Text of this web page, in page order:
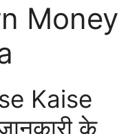
Money
Kaise
के